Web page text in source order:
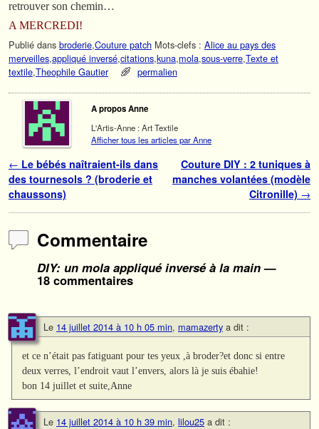
retrouver son chemin…
A MERCREDI!
Publié dans broderie,Couture patch Mots-clefs : Alice au pays des
merveilles,appliqué inversé,citations,kuna,mola,sous-verre,Texte et
textile,Theophile Gautier permalien
A propos Anne
L'Artis-Anne : Art Textile
Afficher tous les articles par Anne
Navigation des articles
← Le bébés naîtraient-ils dans
des tournesols ? (broderie et
chaussons)
Couture DIY : 2 tuniques à
manches volantées (modèle
Citronille) →
Commentaire
DIY: un mola appliqué inversé à la main—
18 commentaires
Le 14 juillet 2014 à 10 h 05 min, mamazerty a dit :
et ce n’était pas fatiguant pour tes yeux ,à broder?et donc si entre
deux verres, l’endroit vaut l’envers, alors là je suis ébahie!
bon 14 juillet et suite,Anne
Le 14 juillet 2014 à 10 h 39 min, lilou25 a dit :